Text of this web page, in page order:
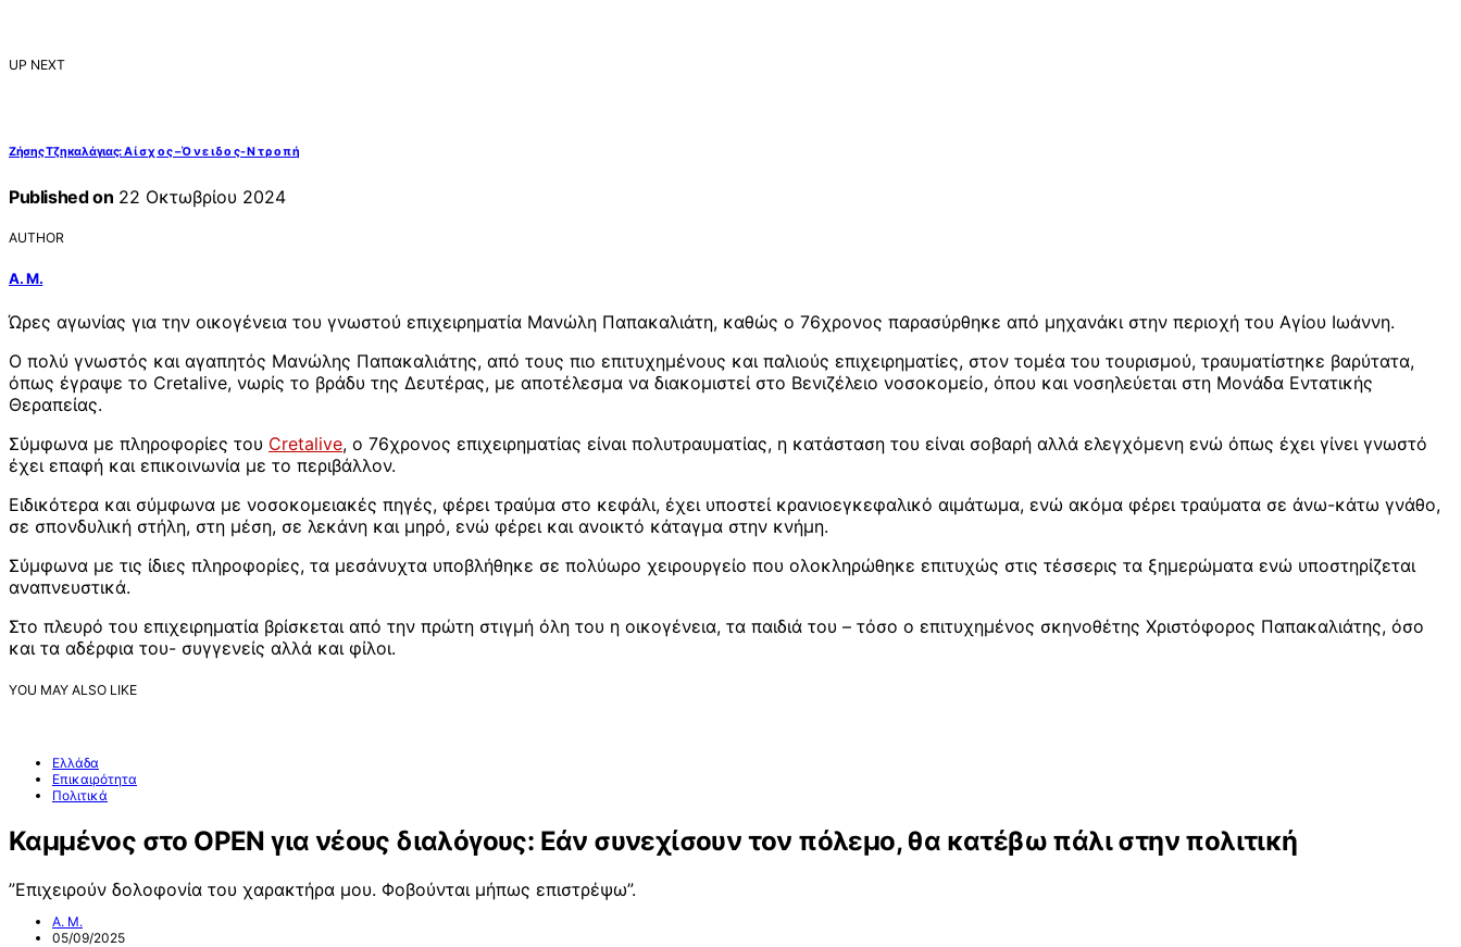
UP NEXT
Ζήσης Τζηκαλάγιας: Α ί σ χ ο ς – Ό ν ε ι δ ο ς- Ν τ ρ ο π ή
Published on 22 Οκτωβρίου 2024
AUTHOR
Α. Μ.
Ώρες αγωνίας για την οικογένεια του γνωστού επιχειρηματία Μανώλη Παπακαλιάτη, καθώς ο 76χρονος παρασύρθηκε από μηχανάκι στην περιοχή του Αγίου Ιωάννη.
Ο πολύ γνωστός και αγαπητός Μανώλης Παπακαλιάτης, από τους πιο επιτυχημένους και παλιούς επιχειρηματίες, στον τομέα του τουρισμού, τραυματίστηκε βαρύτατα,
όπως έγραψε το Cretalive, νωρίς το βράδυ της Δευτέρας, με αποτέλεσμα να διακομιστεί στο Βενιζέλειο νοσοκομείο, όπου και νοσηλεύεται στη Μονάδα Εντατικής
Θεραπείας.
Σύμφωνα με πληροφορίες του Cretalive, ο 76χρονος επιχειρηματίας είναι πολυτραυματίας, η κατάσταση του είναι σοβαρή αλλά ελεγχόμενη ενώ όπως έχει γίνει γνωστό
έχει επαφή και επικοινωνία με το περιβάλλον.
Ειδικότερα και σύμφωνα με νοσοκομειακές πηγές, φέρει τραύμα στο κεφάλι, έχει υποστεί κρανιοεγκεφαλικό αιμάτωμα, ενώ ακόμα φέρει τραύματα σε άνω-κάτω γνάθο,
σε σπονδυλική στήλη, στη μέση, σε λεκάνη και μηρό, ενώ φέρει και ανοικτό κάταγμα στην κνήμη.
Σύμφωνα με τις ίδιες πληροφορίες, τα μεσάνυχτα υποβλήθηκε σε πολύωρο χειρουργείο που ολοκληρώθηκε επιτυχώς στις τέσσερις τα ξημερώματα ενώ υποστηρίζεται
αναπνευστικά.
Στο πλευρό του επιχειρηματία βρίσκεται από την πρώτη στιγμή όλη του η οικογένεια, τα παιδιά του – τόσο ο επιτυχημένος σκηνοθέτης Χριστόφορος Παπακαλιάτης, όσο
και τα αδέρφια του- συγγενείς αλλά και φίλοι.
YOU MAY ALSO LIKE
Ελλάδα
Επικαιρότητα
Πολιτικά
Καμμένος στο OPEN για νέους διαλόγους: Εάν συνεχίσουν τον πόλεμο, θα κατέβω πάλι στην πολιτική
”Επιχειρούν δολοφονία του χαρακτήρα μου. Φοβούνται μήπως επιστρέψω”.
Α. Μ.
05/09/2025